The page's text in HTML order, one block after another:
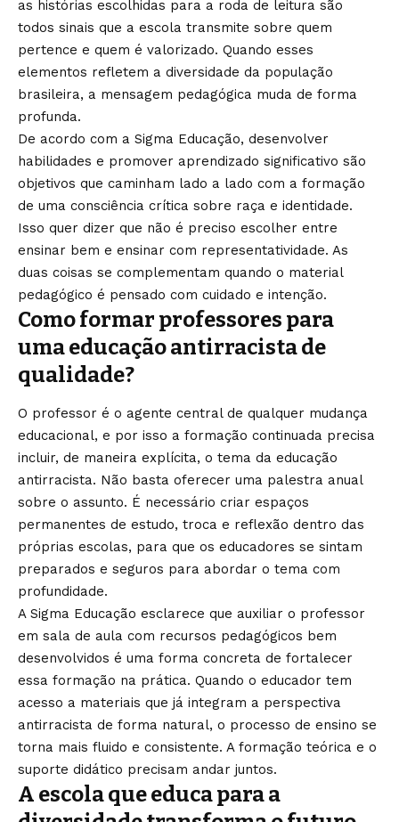
as histórias escolhidas para a roda de leitura são
todos sinais que a escola transmite sobre quem
pertence e quem é valorizado. Quando esses
elementos refletem a diversidade da população
brasileira, a mensagem pedagógica muda de forma
profunda.
De acordo com a Sigma Educação, desenvolver
habilidades e promover aprendizado significativo são
objetivos que caminham lado a lado com a formação
de uma consciência crítica sobre raça e identidade.
Isso quer dizer que não é preciso escolher entre
ensinar bem e ensinar com representatividade. As
duas coisas se complementam quando o material
pedagógico é pensado com cuidado e intenção.
Como formar professores para
uma educação antirracista de
qualidade?
O professor é o agente central de qualquer mudança
educacional, e por isso a formação continuada precisa
incluir, de maneira explícita, o tema da educação
antirracista. Não basta oferecer uma palestra anual
sobre o assunto. É necessário criar espaços
permanentes de estudo, troca e reflexão dentro das
próprias escolas, para que os educadores se sintam
preparados e seguros para abordar o tema com
profundidade.
A Sigma Educação esclarece que auxiliar o professor
em sala de aula com recursos pedagógicos bem
desenvolvidos é uma forma concreta de fortalecer
essa formação na prática. Quando o educador tem
acesso a materiais que já integram a perspectiva
antirracista de forma natural, o processo de ensino se
torna mais fluido e consistente. A formação teórica e o
suporte didático precisam andar juntos.
A escola que educa para a